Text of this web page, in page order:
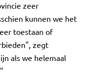
zeer
kunnen we het
toestaan of
zegt
als we helemaal